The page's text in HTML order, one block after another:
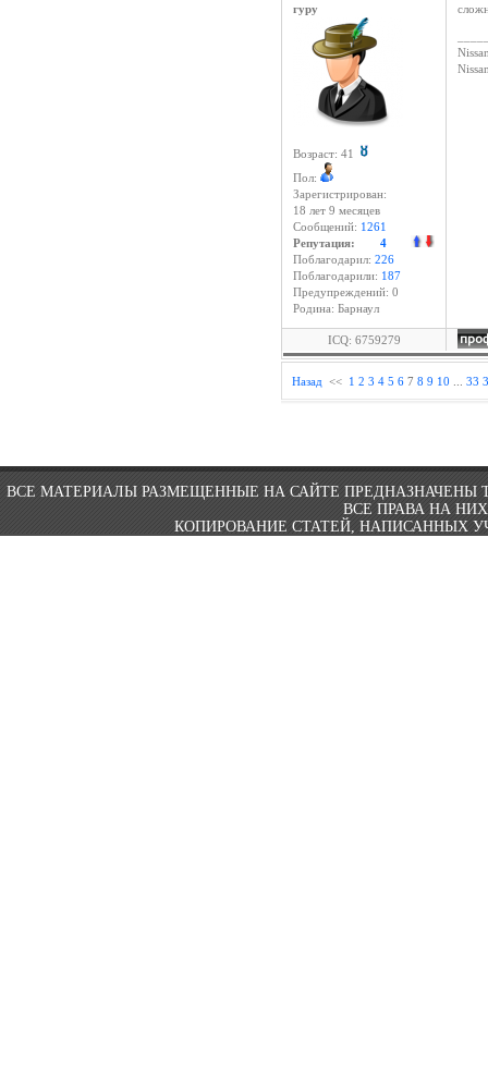
гуру
Возраст: 41
Пол:
Зарегистрирован:
18 лет 9 месяцев
Сообщений: 1261
Репутация: 4
Поблагодарил: 226
Поблагодарили: 187
Предупреждений: 0
Родина: Барнаул
ICQ: 6759279
Назад << 1 2 3 4 5 6 7 8 9 10 33
ВСЕ МАТЕРИАЛЫ РАЗМЕЩЕННЫЕ НА САЙТЕ ПРЕДНАЗНАЧЕНЫ
ВСЕ ПРАВА НА
КОПИРОВАНИЕ СТАТЕЙ, НАПИСАННЫХ